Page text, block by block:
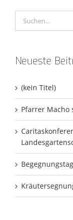
nach:
Neueste
(kein Titel)
Pfarrer